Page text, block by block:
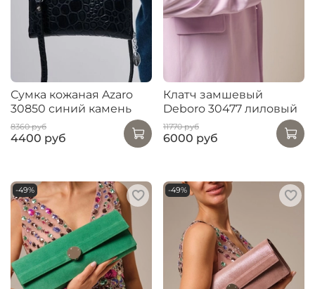
Сумка кожаная Azaro
30850 синий камень
8360 руб
4400 руб
Клатч замшевый
Deboro 30477 лиловый
11770 руб
6000 руб
-49% -49%